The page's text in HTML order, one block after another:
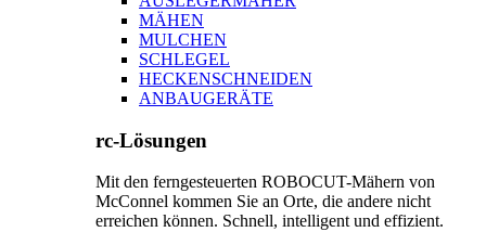
MÄHEN
MULCHEN
SCHLEGEL
HECKENSCHNEIDEN
ANBAUGERÄTE
rc-Lösungen
Mit den ferngesteuerten ROBOCUT-Mähern von
McConnel kommen Sie an Orte, die andere nicht
erreichen können. Schnell, intelligent und effizient.